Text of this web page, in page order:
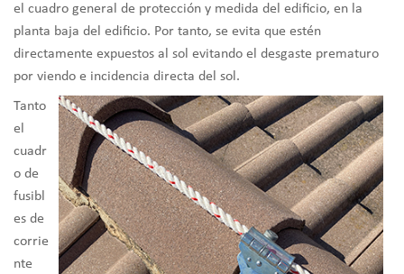
el cuadro general de protección y medida del edificio, en la
planta baja del edificio. Por tanto, se evita que estén
directamente expuestos al sol evitando el desgaste prematuro
por viendo e incidencia directa del sol.
Tanto
el
cuadr
o de
fusibl
es de
corrie
nte